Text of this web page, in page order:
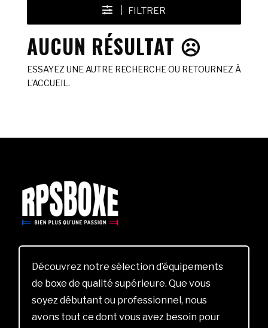
FILTRER
AUCUN RÉSULTAT ☹️
ESSAYEZ UNE AUTRE RECHERCHE OU RETOURNEZ À
L'ACCUEIL.
Découvrez notre sélection d’équipements
de boxe de qualité supérieure. Que vous
soyez débutant ou professionnel, nous
avons tout ce dont vous avez besoin pour